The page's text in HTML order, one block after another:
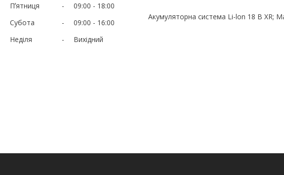
Пʼятниця
09:00
18:00
Субота
09:00
16:00
Неділя
Вихідний
Акумуляторна система Li-lon 18 В XR;